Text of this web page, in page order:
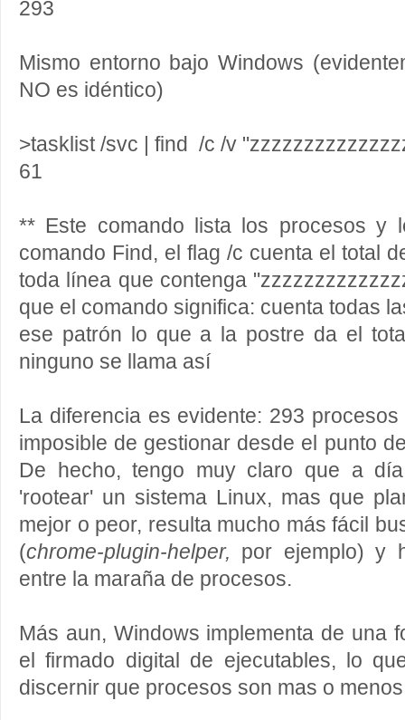
293
Mismo entorno bajo Windows
NO es idéntico)
>tasklist /svc | find /c /v
61
** Este comando lista los procesos y
comando Find, el flag /c cuenta el total
toda línea que contenga
que el comando significa: cuenta todas
ese patrón lo que a la postre da el
ninguno se llama así
La diferencia es evidente: 293
imposible de gestionar desde el punto
De hecho, tengo muy claro que a
'rootear' un sistema Linux, mas que
mejor o peor, resulta mucho más fácil
(chrome-plugin-helper, por ejemplo) y
entre la maraña de procesos.
Más aun, Windows implementa de una
el firmado digital de ejecutables, lo
discernir que procesos son mas o